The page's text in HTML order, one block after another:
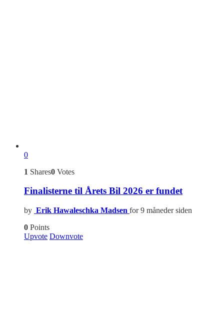
0
1 Shares0 Votes
Finalisterne til Årets Bil 2026 er fundet
by Erik Hawaleschka Madsen for 9 måneder siden
0 Points
Upvote Downvote